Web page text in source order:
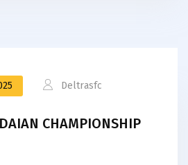
Deltrasfc
CHAMPIONSHIP